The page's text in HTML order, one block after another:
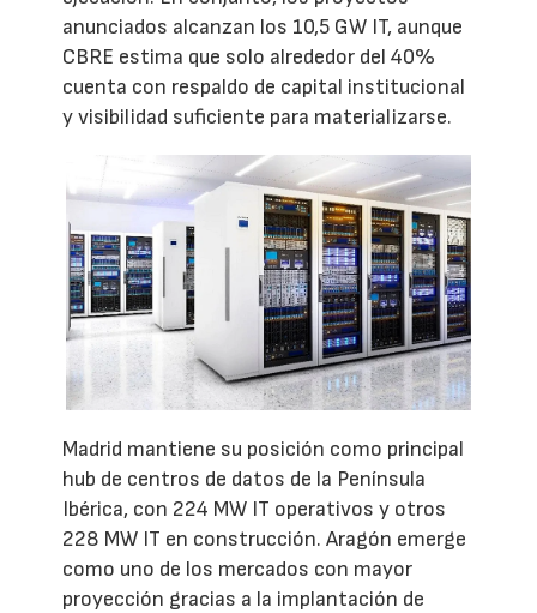
anunciados alcanzan los 10,5 GW IT, aunque
CBRE estima que solo alrededor del 40%
cuenta con respaldo de capital institucional
y visibilidad suficiente para materializarse.
Madrid mantiene su posición como principal
hub de centros de datos de la Península
Ibérica, con 224 MW IT operativos y otros
228 MW IT en construcción. Aragón emerge
como uno de los mercados con mayor
proyección gracias a la implantación de